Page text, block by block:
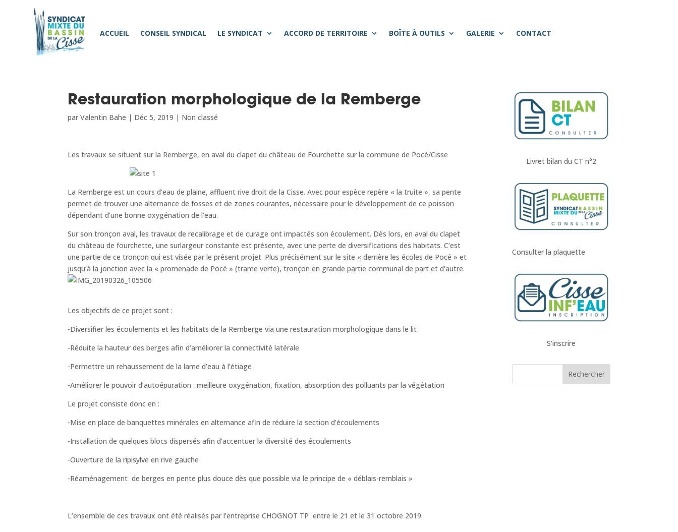
ACCUEIL CONSEIL SYNDICAL LE SYNDICAT ACCORD DE TERRITOIRE BOÎTE À OUTILS GALERIE CONTACT
Restauration morphologique de la Remberge
parValentin Bahe | Déc 5, 2019 | Non classé
Les travaux se situent sur la Remberge, en aval du clapet du château de Fourchette sur la commune de Pocé/Cisse
La Remberge est un cours d’eau de plaine, affluent rive droit de la Cisse. Avec pour espèce repère « la truite », sa pente
permet de trouver une alternance de fosses et de zones courantes, nécessaire pour le développement de ce poisson
dépendant d’une bonne oxygénation de l’eau.
Sur son tronçon aval, les travaux de recalibrage et de curage ont impactés son écoulement. Dès lors, en aval du clapet
du château de fourchette, une surlargeur constante est présente, avec une perte de diversifications des habitats. C’est
une partie de ce tronçon qui est visée par le présent projet. Plus précisément sur le site « derrière les écoles de Pocé » et
jusqu’à la jonction avec la « promenade de Pocé » (trame verte), tronçon en grande partie communal de part et d’autre.
Les objectifs de ce projet sont :
-Diversifier les écoulements et les habitats de la Remberge via une restauration morphologique dans le lit
-Réduite la hauteur des berges afin d’améliorer la connectivité latérale
-Permettre un rehaussement de la lame d’eau à l’étiage
-Améliorer le pouvoir d’autoépuration : meilleure oxygénation, fixation, absorption des polluants par la végétation
Le projet consiste donc en :
-Mise en place de banquettes minérales en alternance afin de réduire la section d’écoulements
-Installation de quelques blocs dispersés afin d’accentuer la diversité des écoulements
-Ouverture de la ripisylve en rive gauche
-Réaménagement de berges en pente plus douce dès que possible via le principe de « déblais-remblais »
L’ensemble de ces travaux ont été réalisés par l’entreprise CHOGNOT TP entre le 21 et le 31 octobre 2019.
Livret bilan du CT n°2
Consulter la plaquette
S'inscrire